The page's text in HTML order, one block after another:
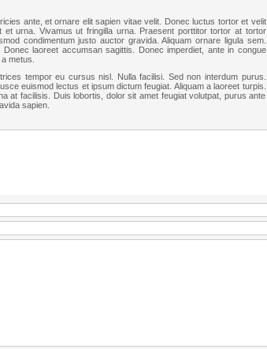
ante, et ornare elit sapien vitae velit. Donec luctus tortor et velit
urna. Vivamus ut fringilla urna. Praesent porttitor tortor at tortor
condimentum justo auctor gravida. Aliquam ornare ligula sem.
laoreet accumsan sagittis. Donec imperdiet, ante in congue
metus.
tempor eu cursus nisl. Nulla facilisi. Sed non interdum purus.
euismod lectus et ipsum dictum feugiat. Aliquam a laoreet turpis.
at facilisis. Duis lobortis, dolor sit amet feugiat volutpat, purus ante
sapien.